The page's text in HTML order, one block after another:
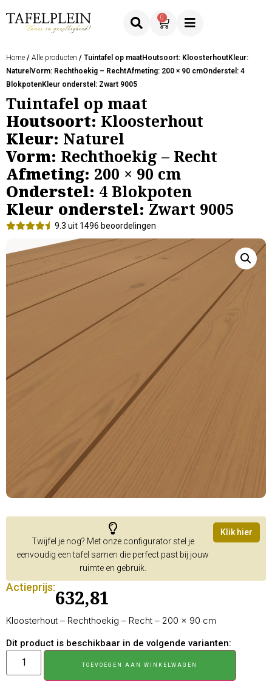
0
Home / Alle producten / Tuintafel op maatHoutsoort: KloosterhoutKleur:
NaturelVorm: Rechthoekig – RechtAfmeting: 200 × 90 cmOnderstel: 4
BlokpotenKleur onderstel: Zwart 9005
Tuintafel op maat
Houtsoort: Kloosterhout
Kleur: Naturel
Vorm: Rechthoekig – Recht
Afmeting: 200 × 90 cm
Onderstel: 4 Blokpoten
Kleur onderstel: Zwart 9005
9.3 uit 1496 beoordelingen
Twijfel je nog? Met onze configurator stel je
eenvoudig een tafel samen die perfect past bij jouw
ruimte en gebruik.
Klik hier
Actieprijs:
632,81
Kloosterhout – Rechthoekig – Recht – 200 × 90 cm
Dit product is beschikbaar in de volgende varianten:
TOEVOEGEN AAN WINKELWAGEN